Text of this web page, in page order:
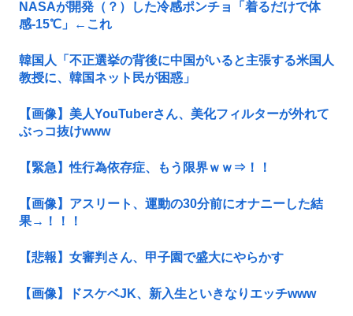
NASAが開発（？）した冷感ポンチョ「着るだけで体
感-15℃」←これ
韓国人「不正選挙の背後に中国がいると主張する米国人
教授に、韓国ネット民が困惑」
【画像】美人YouTuberさん、美化フィルターが外れて
ぶっコ抜けwww
【緊急】性行為依存症、もう限界ｗｗ⇒！！
【画像】アスリート、運動の30分前にオナニーした結
果→！！！
【悲報】女審判さん、甲子園で盛大にやらかす
【画像】ドスケベJK、新入生といきなりエッチwww